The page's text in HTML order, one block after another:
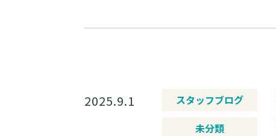
2025.9.1
スタッフブログ
未分類